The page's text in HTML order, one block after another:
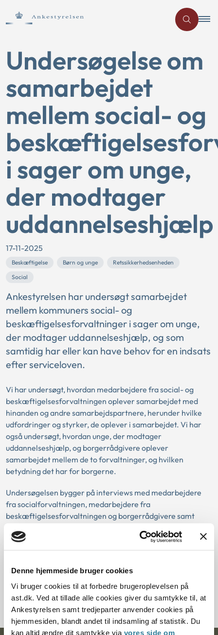
Denne hjemmeside bruger cookies
Vi bruger cookies til at forbedre brugeroplevelsen på
ast.dk. Ved at tillade alle cookies giver du samtykke til, at
Ankestyrelsen samt tredjeparter anvender cookies på
hjemmesiden, blandt andet til indsamling af statistik. Du
kan altid ændre dit samtykke via vores side om
Undersøgelse om
samarbejdet
mellem social- og
i sager om unge,
der modtager
uddannelseshjælp
17-11-2025
Beskæftigelse Børn og unge
Retssikkerhedsenheden
Social
Ankestyrelsen har undersøgt samarbejdet
mellem kommuners social- og
beskæftigelsesforvaltninger i sager om unge,
der modtager uddannelseshjælp, og som
samtidig har eller kan have behov for en indsats
efter serviceloven.
Vi har undersøgt, hvordan medarbejdere fra social- og
beskæftigelsesforvaltningen oplever samarbejdet med
hinanden og andre samarbejdspartnere, herunder hvilke
udfordringer og styrker, de oplever i samarbejdet. Vi har
også undersøgt, hvordan unge, der modtager
uddannelseshjælp, og borgerrådgivere oplever
samarbejdet mellem de to forvaltninger, og hvilken
betydning det har for borgerne.
Undersøgelsen bygger på interviews med medarbejdere
fra socialforvaltningen, medarbejdere fra
beskæftigelsesforvaltningen og borgerrådgivere samt
Undersøgelsen er gennemført af Retssikkerhedsenheden
Hent publikation